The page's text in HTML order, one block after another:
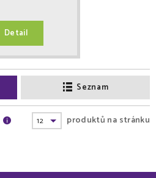
Detail
Seznam
produktů na stránku